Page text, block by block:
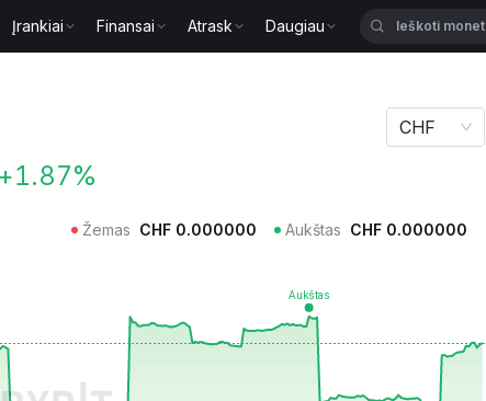
Įrankiai Finansai Atrask Daugiau
+1.87%
CHF
Žemas CHF 0.000000 Aukštas CHF 0.000000